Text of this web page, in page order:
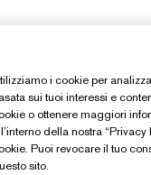
i cookie per
sui tuoi interessi e
o ottenere maggiori
della nostra
Puoi revocare il tuo
sito.